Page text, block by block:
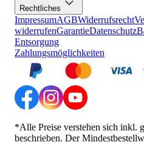
Rechtliches
ImpressumAGBWiderrufsrecht
widerrufenGarantieDatenschutz
Entsorgung
Zahlungsmöglichkeiten
*Alle Preise verstehen sich inkl.
beschrieben. Der